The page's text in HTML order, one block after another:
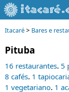
Itacaré> Bares e
Pituba
16 restaurantes. 5
8 cafés. 1
1 vegetariano. 1